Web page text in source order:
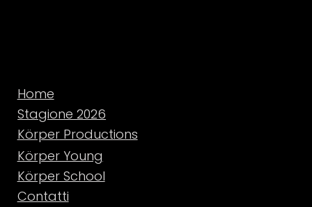
Home
Stagione 2026
Körper Productions
Körper Young
Körper School
Contatti